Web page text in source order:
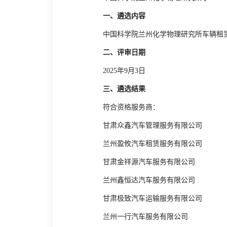
一、遴选内容
中国科学院兰州化学物理研究所车辆租
二、评审日期
2025年9月 3 日
三、遴选结果
符合资格服务商：
甘肃众鑫汽车管理服务有限公司
兰州盈攸汽车租赁服务有限公司
甘肃金祥源汽车服务有限公司
兰州鑫恒达汽车服务有限公司
甘肃极致汽车运输服务有限公司
兰州一行汽车服务有限公司